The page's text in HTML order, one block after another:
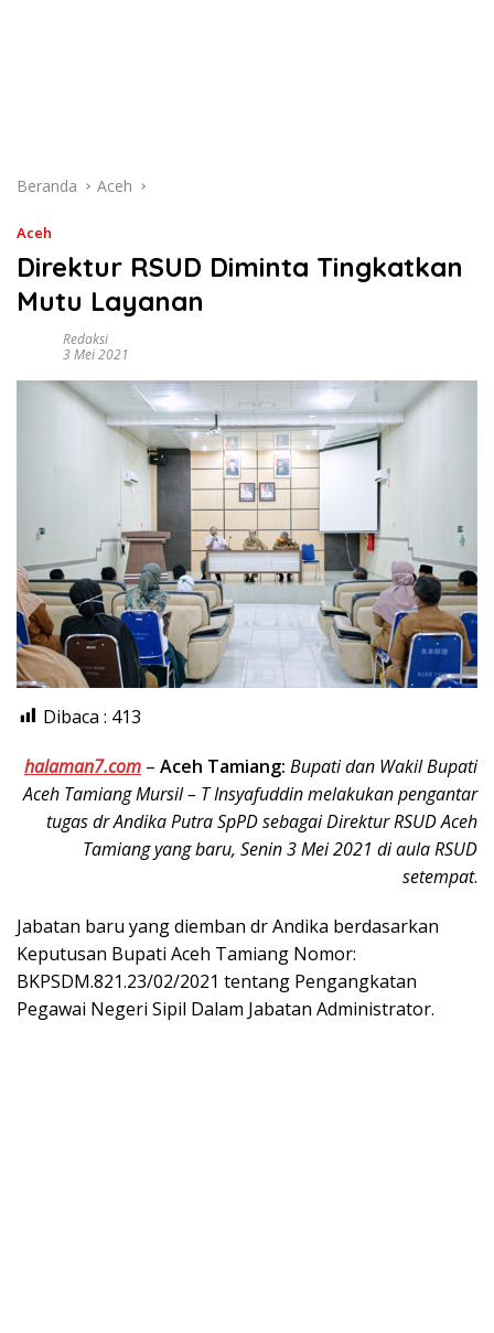
Beranda Aceh
Aceh
Direktur RSUD Diminta Tingkatkan
Mutu Layanan
Redaksi
3 Mei 2021
Dibaca : 413
halaman7.com – Aceh Tamiang: Bupati dan Wakil Bupati
Aceh Tamiang Mursil – T Insyafuddin melakukan pengantar
tugas dr Andika Putra SpPD sebagai Direktur RSUD Aceh
Tamiang yang baru, Senin 3 Mei 2021 di aula RSUD
setempat.
Jabatan baru yang diemban dr Andika berdasarkan
Keputusan Bupati Aceh Tamiang Nomor:
BKPSDM.821.23/02/2021 tentang Pengangkatan
Pegawai Negeri Sipil Dalam Jabatan Administrator.